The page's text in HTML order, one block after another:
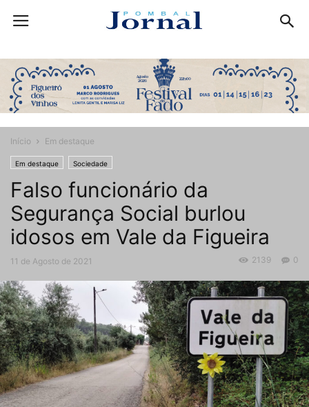
Início Em destaque
Em destaque Sociedade
Falso funcionário da
Segurança Social burlou
idosos em Vale da Figueira
11 de Agosto de 2021 0
2139